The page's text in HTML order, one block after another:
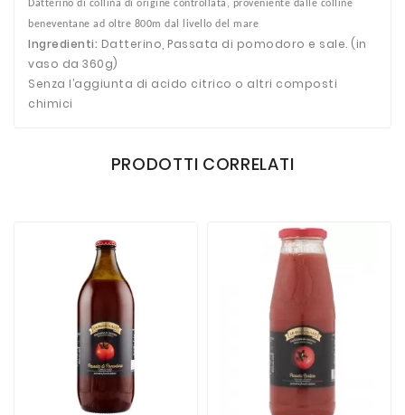
Datterino di collina di origine controllata, proveniente dalle colline
beneventane ad oltre 800m dal livello del mare
Ingredienti: Datterino, Passata di pomodoro e sale. (in
vaso da 360g)
Senza l’aggiunta di acido citrico o altri composti
chimici
PRODOTTI CORRELATI